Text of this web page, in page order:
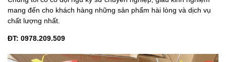
mang đến cho khách hàng những sản phẩm hài lòng và dịch vụ
chất lượng nhất.
ĐT: 0978.209.509